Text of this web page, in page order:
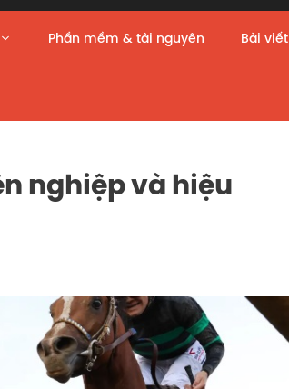
Phần mềm & tài nguyên Bài viết
nghiệp và hiệu